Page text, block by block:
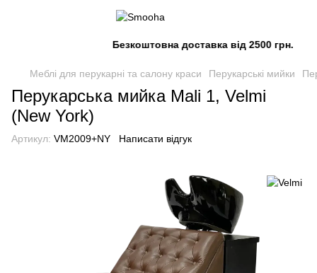
Безкоштовна доставка від 2500 грн.
Меблі для перукарні та салону краси Перукарські мийки
Перукарська мийка Mali 1, Velmi
(New York)
Артикул: VM2009+NY Написати відгук